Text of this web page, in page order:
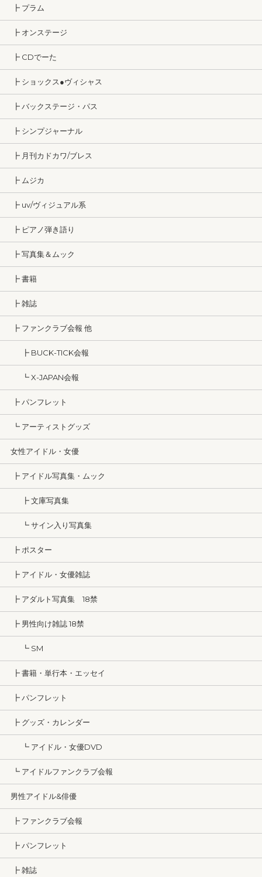
┣ プラム
┣ オンステージ
┣ CDでーた
┣ ショックス●ヴィシャス
┣ バックステージ・パス
┣ シンプジャーナル
┣ 月刊カドカワ/ブレス
┣ ムジカ
┣ uv/ヴィジュアル系
┣ ピアノ弾き語り
┣ 写真集＆ムック
┣ 書籍
┣ 雑誌
┣ ファンクラブ会報 他
┣ BUCK-TICK会報
┗ X-JAPAN会報
┣ パンフレット
┗ アーティストグッズ
女性アイドル・女優
┣ アイドル写真集・ムック
┣ 文庫写真集
┗ サイン入り写真集
┣ ポスター
┣ アイドル・女優雑誌
┣ アダルト写真集 18禁
┣ 男性向け雑誌 18禁
┗ SM
┣ 書籍・単行本・エッセイ
┣ パンフレット
┣ グッズ・カレンダー
┗ アイドル・女優DVD
┗ アイドルファンクラブ会報
男性アイドル&俳優
┣ ファンクラブ会報
┣ パンフレット
┣ 雑誌